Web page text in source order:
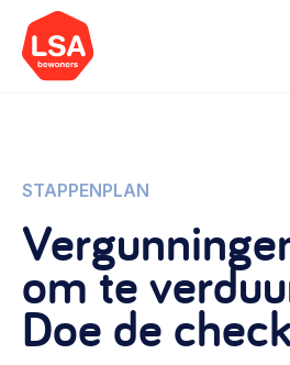
Onderwerpen
Starten van een initiatief
Rechtsvormen, positionering,
Financiën
Wat we doen
Onze leden
STAPPENPLAN
om te
Doe de